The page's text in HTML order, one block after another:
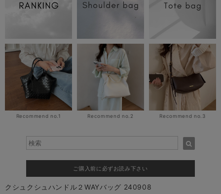
Recommend no.1 Recommend no.2 Recommend no.3
ご購入前に必ずお読み下さい
クシュクシュハンドル２WAYバッグ 240908